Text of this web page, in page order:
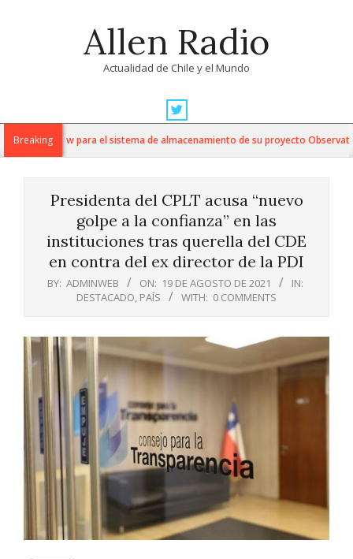
Allen Radio
Actualidad de Chile y el Mundo
Navigation
MenuBreaking
en Sungrow para el sistema de almacenamiento de su proyecto Observatorio
Presidenta del CPLT acusa “nuevo
golpe a la confianza” en las
instituciones tras querella del CDE
en contra del ex director de la PDI
BY: ADMINWEB ON: 19 DE AGOSTO DE 2021
IN:
DESTACADO, PAÍS WITH: 0 COMMENTS